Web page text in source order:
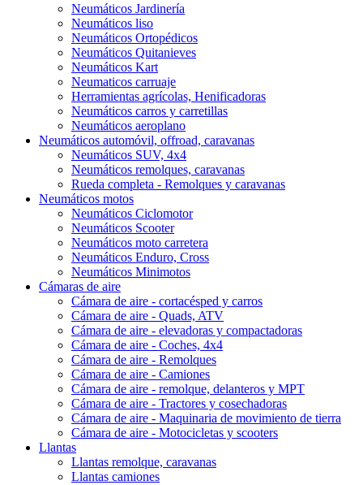
Neumáticos Jardinería
Neumáticos liso
Neumáticos Ortopédicos
Neumáticos Quitanieves
Neumáticos Kart
Neumaticos carruaje
Herramientas agrícolas, Henificadoras
Neumáticos carros y carretillas
Neumáticos aeroplano
Neumáticos automóvil, offroad, caravanas
Neumáticos SUV, 4x4
Neumáticos remolques, caravanas
Rueda completa - Remolques y caravanas
Neumáticos motos
Neumáticos Ciclomotor
Neumáticos Scooter
Neumáticos moto carretera
Neumáticos Enduro, Cross
Neumáticos Minimotos
Cámaras de aire
Cámara de aire - cortacésped y carros
Cámara de aire - Quads, ATV
Cámara de aire - elevadoras y compactadoras
Cámara de aire - Coches, 4x4
Cámara de aire - Remolques
Cámara de aire - Camiones
Cámara de aire - remolque, delanteros y MPT
Cámara de aire - Tractores y cosechadoras
Cámara de aire - Maquinaria de movimiento de tierra
Cámara de aire - Motocicletas y scooters
Llantas
Llantas remolque, caravanas
Llantas camiones